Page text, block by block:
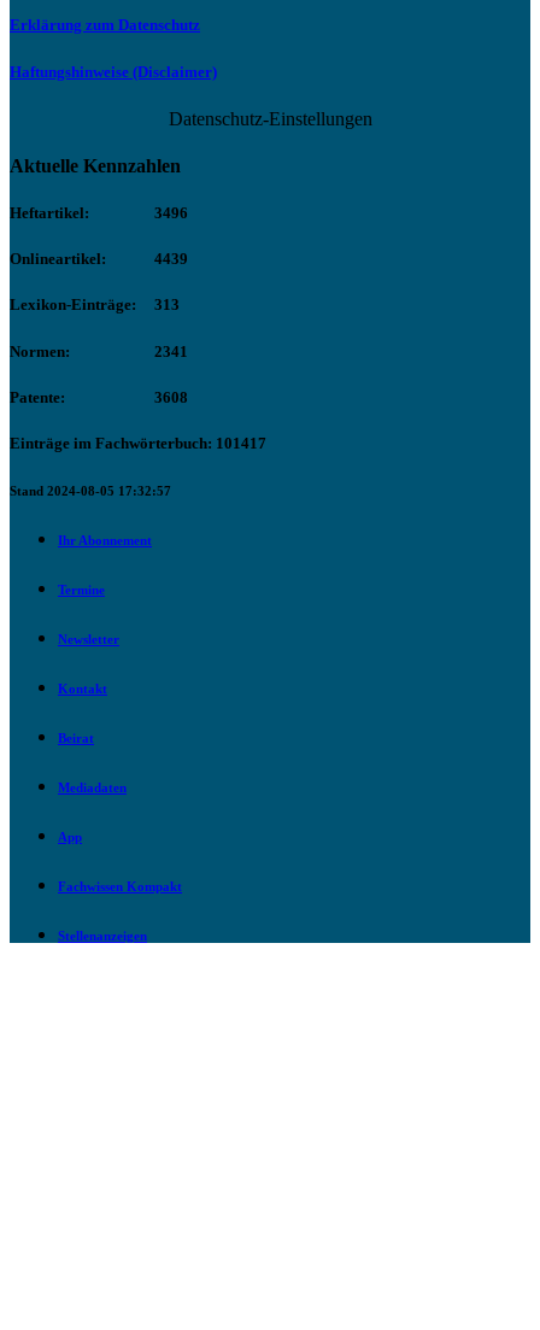
Erklärung zum Datenschutz
Haftungshinweise (Disclaimer)
Datenschutz-Einstellungen
Aktuelle Kennzahlen
Heftartikel: 3496
Onlineartikel: 4439
Lexikon-Einträge: 313
Normen: 2341
Patente: 3608
Einträge im Fachwörterbuch: 101417
Stand 2024-08-05 17:32:57
Ihr Abonnement
Termine
Newsletter
Kontakt
Beirat
Mediadaten
App
Fachwissen Kompakt
Stellenanzeigen